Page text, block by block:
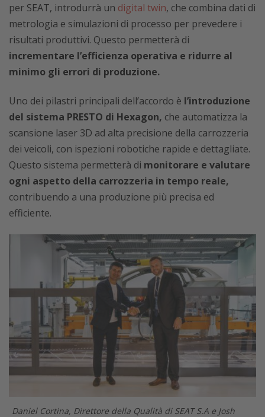
per SEAT, introdurrà un digital twin, che combina dati di
metrologia e simulazioni di processo per prevedere i
risultati produttivi. Questo permetterà di
incrementare l’efficienza operativa e ridurre al
minimo gli errori di produzione.
Uno dei pilastri principali dell’accordo è l’introduzione
del sistema PRESTO di Hexagon, che automatizza la
scansione laser 3D ad alta precisione della carrozzeria
dei veicoli, con ispezioni robotiche rapide e dettagliate.
Questo sistema permetterà di monitorare e valutare
ogni aspetto della carrozzeria in tempo reale,
contribuendo a una produzione più precisa ed
efficiente.
Daniel Cortina, Direttore della Qualità di SEAT S.A e Josh